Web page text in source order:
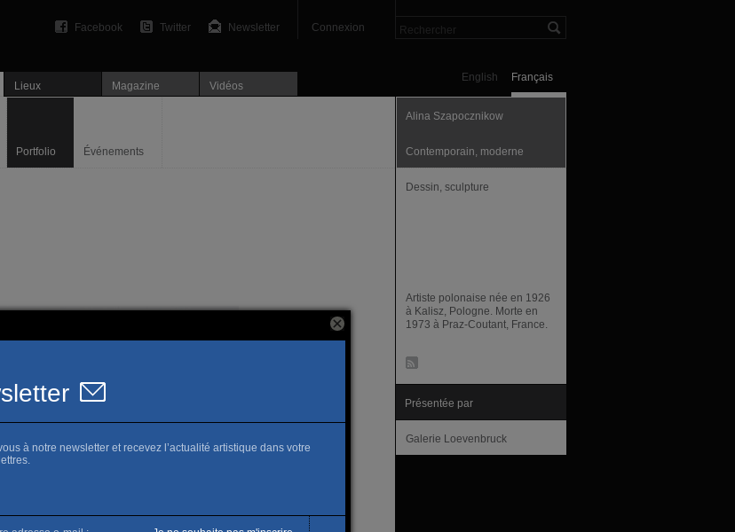
Connexion
Newsletter
Twitter
Facebook
Français
English
Lieux Magazine Vidéos
Portfolio Événements
Alina Szapocznikow
Contemporain, moderne
Dessin, sculpture
Artiste polonaise née en 1926
à Kalisz, Pologne. Morte en
1973 à Praz-Coutant, France.
Présentée par
Galerie Loevenbruck